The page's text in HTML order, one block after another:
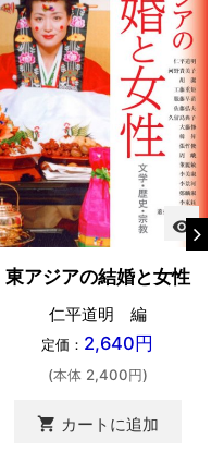
visibility
東アジアの結婚と女性
仁平道明 編
定価： 2,640円
(本体 2,400円)
shopping_cart カートに追加